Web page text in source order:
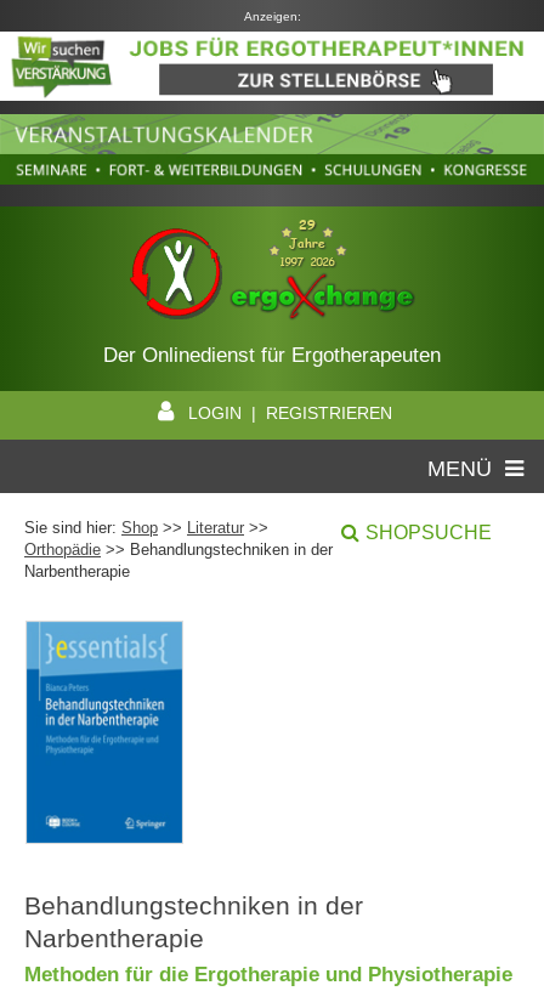
Anzeigen:
Der Onlinedienst für Ergotherapeuten
LOGIN | REGISTRIEREN
MENÜ
Sie sind hier: Shop >> Literatur >>
Orthopädie >> Behandlungstechniken in der
Narbentherapie
SHOPSUCHE
Behandlungstechniken in der
Narbentherapie
Methoden für die Ergotherapie und Physiotherapie